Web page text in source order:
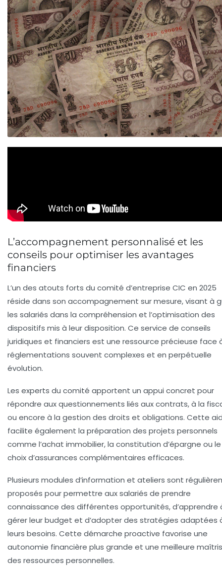
L’accompagnement personnalisé et les
conseils pour optimiser les avantages
financiers
L’un des atouts forts du comité d’entreprise CIC en 2025
réside dans son accompagnement sur mesure, visant à
les salariés dans la compréhension et l’optimisation des
dispositifs mis à leur disposition. Ce service de conseils
juridiques et financiers est une ressource précieuse face
réglementations souvent complexes et en perpétuelle
évolution.
Les experts du comité apportent un appui concret pour
répondre aux questionnements liés aux contrats, à la
ou encore à la gestion des droits et obligations. Cette
facilite également la préparation des projets personnels
comme l’achat immobilier, la constitution d’épargne ou le
choix d’assurances complémentaires efficaces.
Plusieurs modules d’information et ateliers sont
proposés pour permettre aux salariés de prendre
connaissance des différentes opportunités, d’apprendre
gérer leur budget et d’adopter des stratégies adaptées
leurs besoins. Cette démarche proactive favorise une
autonomie financière plus grande et une meilleure
des ressources personnelles.